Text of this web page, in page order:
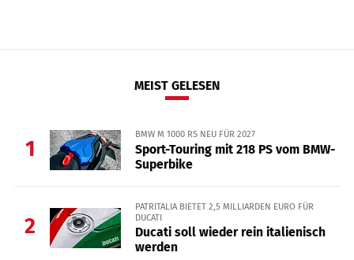
MEIST GELESEN
1
BMW M 1000 RS NEU FÜR 2027
Sport-Touring mit 218 PS vom BMW-
Superbike
2
PATRITALIA BIETET 2,5 MILLIARDEN EURO FÜR
DUCATI
Ducati soll wieder rein italienisch
werden